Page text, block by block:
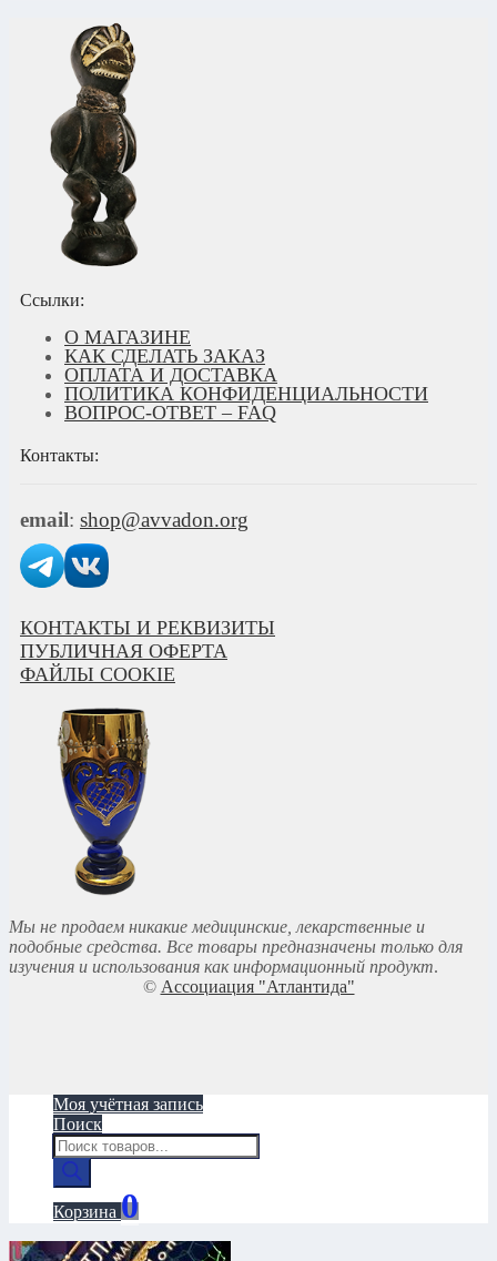
Ссылки:
О МАГАЗИНЕ
КАК СДЕЛАТЬ ЗАКАЗ
ОПЛАТА И ДОСТАВКА
ПОЛИТИКА КОНФИДЕНЦИАЛЬНОСТИ
ВОПРОС-ОТВЕТ – FAQ
Контакты:
email: shop@avvadon.org
КОНТАКТЫ И РЕКВИЗИТЫ
ПУБЛИЧНАЯ ОФЕРТА
ФАЙЛЫ COOKIE
Мы не продаем никакие медицинские, лекарственные и
подобные средства. Все товары предназначены только для
изучения и использования как информационный продукт.
© Ассоциация "Атлантида"
Моя учётная запись
Поиск
Поиск
товаров
Корзина 0